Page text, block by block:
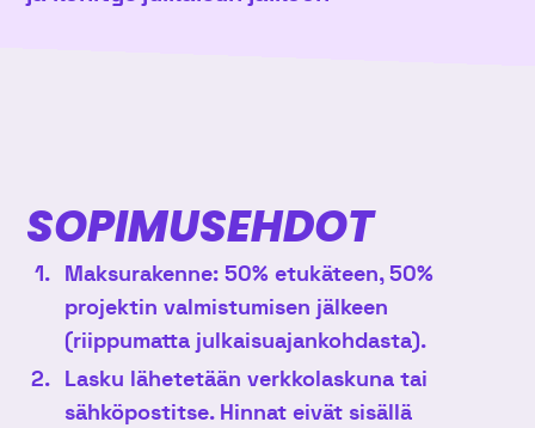
SOPIMUSEHDOT
Maksurakenne: 50% etukäteen, 50%
projektin valmistumisen jälkeen
(riippumatta julkaisuajankohdasta).
Lasku lähetetään verkkolaskuna tai
sähköpostitse. Hinnat eivät sisällä